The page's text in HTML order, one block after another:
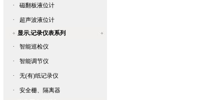
· 磁翻板液位计
·
超声波液位计
显示,记录仪表系列
·
智能巡检仪
· 智能调节仪
· 无(有)纸记录仪
·
安全栅、隔离器